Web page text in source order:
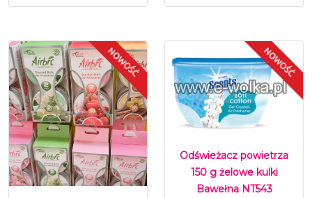
Odświeżacz powietrza
150 g żelowe kulki
Bawełna NT543